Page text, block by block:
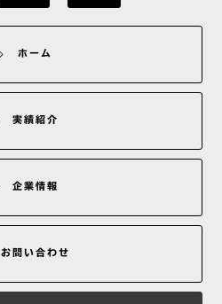
ホーム
実績紹介
企業情報
お問い合わせ